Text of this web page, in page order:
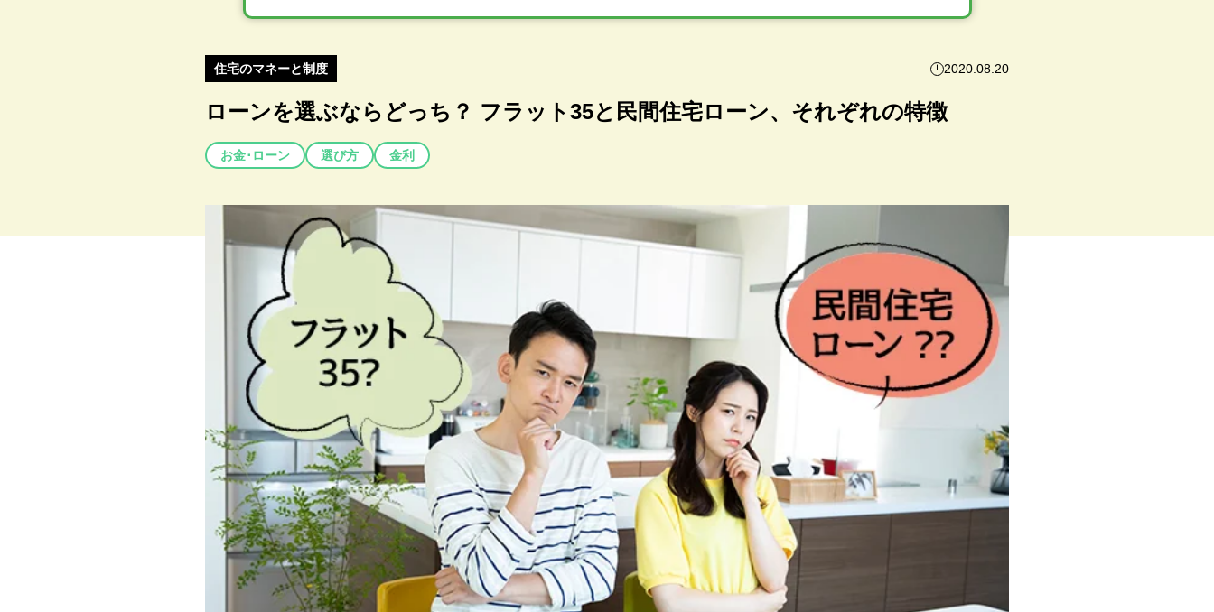
住宅のマネーと制度 2020.08.20
ローンを選ぶならどっち？ フラット35と民間住宅ローン、それぞれの特徴
お金･ローン 選び方 金利